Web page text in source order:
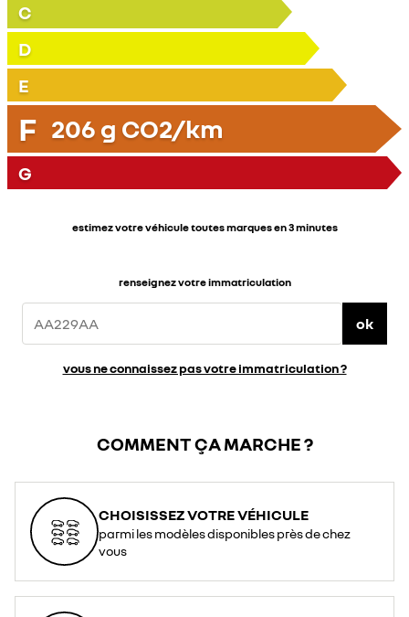
C
D
E
F 206 g CO2/km
G
estimez votre véhicule toutes marques en 3 minutes
renseignez votre immatriculation
ok
vous ne connaissez pas votre immatriculation ?
COMMENT ÇA MARCHE ?
CHOISISSEZ VOTRE VÉHICULE
parmi les modèles disponibles près de chez
vous